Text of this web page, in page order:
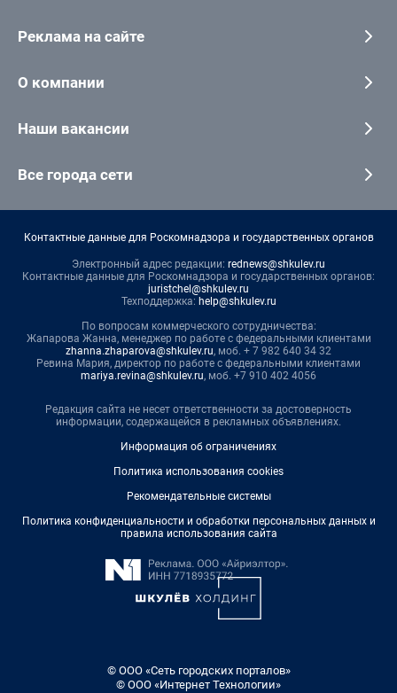
Реклама на сайте
О компании
Наши вакансии
Все города сети
Контактные данные для Роскомнадзора и государственных органов
Электронный адрес редакции: rednews@shkulev.ru
Контактные данные для Роскомнадзора и государственных органов:
juristchel@shkulev.ru
Техподдержка: help@shkulev.ru
По вопросам коммерческого сотрудничества:
Жапарова Жанна, менеджер по работе с федеральными клиентами
zhanna.zhaparova@shkulev.ru, моб. + 7 982 640 34 32
Ревина Мария, директор по работе с федеральными клиентами
mariya.revina@shkulev.ru, моб. +7 910 402 4056
Редакция сайта не несет ответственности за достоверность
информации, содержащейся в рекламных объявлениях.
Информация об ограничениях
Политика использования cookies
Рекомендательные системы
Политика конфиденциальности и обработки персональных данных и
правила использования сайта
© ООО «Сеть городских порталов»
© ООО «Интернет Технологии»